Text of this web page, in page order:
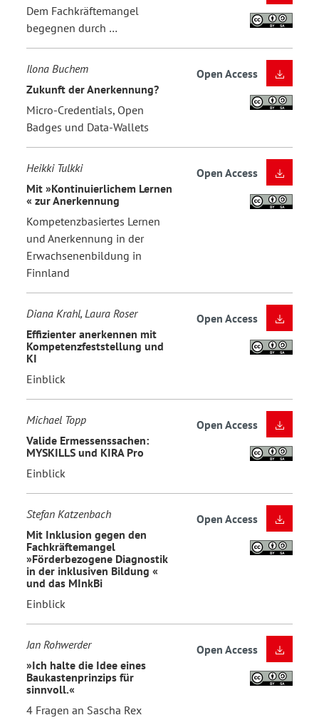
Dem Fachkräftemangel
begegnen durch …
Ilona Buchem
Zukunft der Anerkennung?
Micro-Credentials, Open
Badges und Data-Wallets
Open Access
Heikki Tulkki
Mit »Kontinuierlichem Lernen
« zur Anerkennung
Kompetenzbasiertes Lernen
und Anerkennung in der
Erwachsenenbildung in
Finnland
Open Access
Diana Krahl, Laura Roser
Effizienter anerkennen mit
Kompetenzfeststellung und
KI
Einblick
Open Access
Michael Topp
Valide Ermessenssachen:
MYSKILLS und KIRA Pro
Einblick
Open Access
Stefan Katzenbach
Mit Inklusion gegen den
Fachkräftemangel
»Förderbezogene Diagnostik
in der inklusiven Bildung «
und das MInkBi
Einblick
Open Access
Jan Rohwerder
»Ich halte die Idee eines
Baukastenprinzips für
sinnvoll.«
4 Fragen an Sascha Rex
Open Access